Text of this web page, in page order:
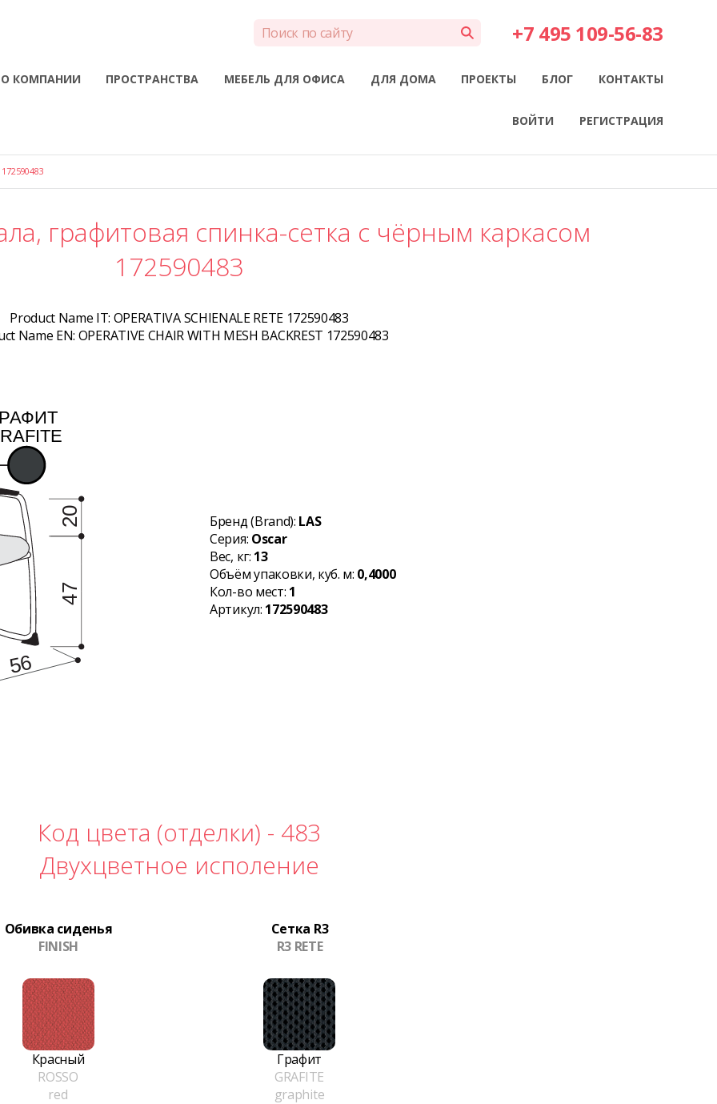
+7 495 109-56-83
О КОМПАНИИ ПРОСТРАНСТВА МЕБЕЛЬ ДЛЯ ОФИСА ДЛЯ ДОМА ПРОЕКТЫ БЛОГ КОНТАКТЫ
ВОЙТИ РЕГИСТРАЦИЯ
графитовая спинка-сетка с чёрным каркасом
172590483
Product Name IT: OPERATIVA SCHIENALE RETE 172590483
Name EN: OPERATIVE CHAIR WITH MESH BACKREST 172590483
Бренд (Brand): LAS
Серия: Oscar
Вес, кг: 13
Объём упаковки, куб. м: 0,4000
Кол-во мест: 1
Артикул: 172590483
Код цвета (отделки) - 483
Двухцветное исполение
Обивка сиденья
FINISH
Сетка R3
R3 RETE
Красный
ROSSO
red
Графит
GRAFITE
graphite